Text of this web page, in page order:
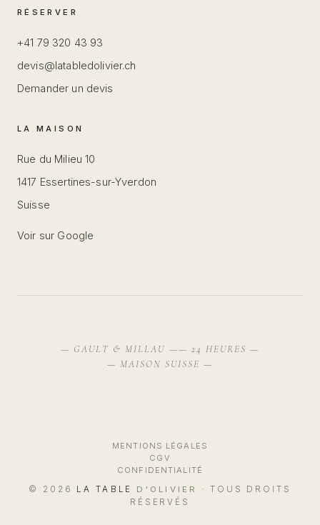
RÉSERVER
+41 79 320 43 93
devis@latabledolivier.ch
Demander un devis
LA MAISON
Rue du Milieu 10
1417 Essertines-sur-Yverdon
Suisse
Voir sur Google
— GAULT & MILLAU —— 24 HEURES —
— MAISON SUISSE —
MENTIONS LÉGALES
CGV
CONFIDENTIALITÉ
© 2026
LA TABLE D'OLIVIER
· TOUS DROITS
RÉSERVÉS